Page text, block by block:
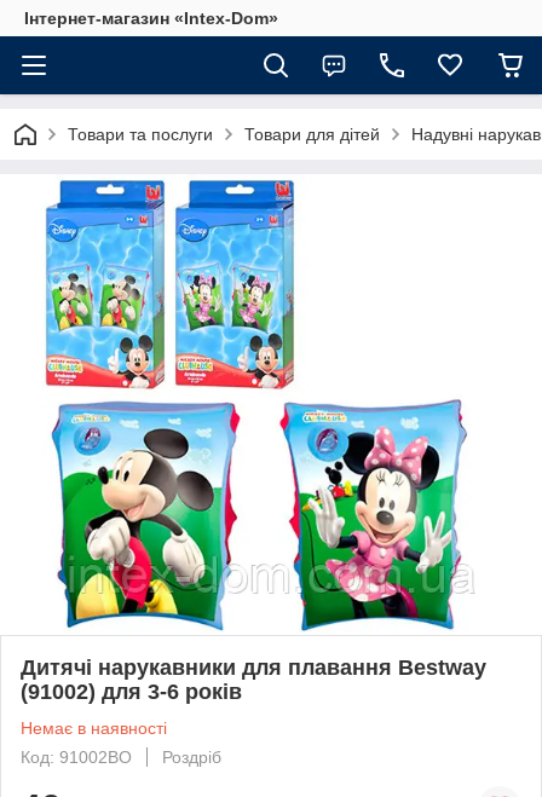
Інтернет-магазин «Intex-Dom»
Товари та послуги Товари для дітей Надувні
Дитячі нарукавники для плавання Bestway
(91002) для 3-6 років
Немає в наявності
Код: 91002BO
Роздріб